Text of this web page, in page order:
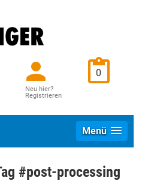
Neu hier?
Registrieren
0
Menü
#post-processing